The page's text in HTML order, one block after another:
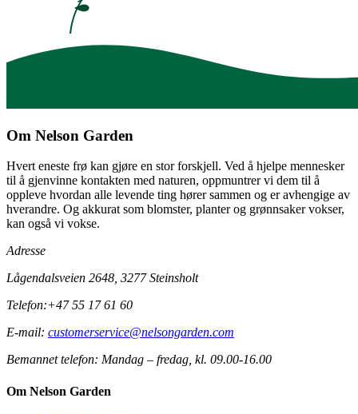
Om Nelson Garden
Hvert eneste frø kan gjøre en stor forskjell. Ved å hjelpe mennesker
til å gjenvinne kontakten med naturen, oppmuntrer vi dem til å
oppleve hvordan alle levende ting hører sammen og er avhengige av
hverandre. Og akkurat som blomster, planter og grønnsaker vokser,
kan også vi vokse.
Adresse
Lågendalsveien 2648, 3277 Steinsholt
Telefon:+47 55 17 61 60
E-mail: customerservice@nelsongarden.com
Bemannet telefon: Mandag – fredag, kl. 09.00-16.00
Om Nelson Garden